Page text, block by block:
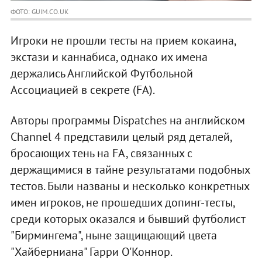
ФОТО: GUIM.CO.UK
Игроки не прошли тесты на прием кокаина,
экстази и каннабиса, однако их имена
держались Английской Футбольной
Ассоциацией в секрете (FA).
Авторы программы Dispatches на английском
Channel 4 представили целый ряд деталей,
бросающих тень на FA, связанных с
держащимися в тайне результатами подобных
тестов. Были названы и несколько конкретных
имен игроков, не прошедших допинг-тесты,
среди которых оказался и бывший футболист
"Бирмингема", ныне защищающий цвета
"Хайберниана" Гарри О'Коннор.